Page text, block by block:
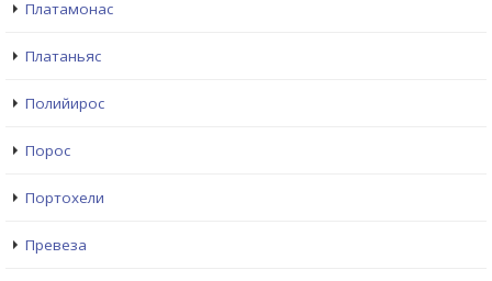
Платамонас
Платаньяс
Полийирос
Порос
Портохели
Превеза